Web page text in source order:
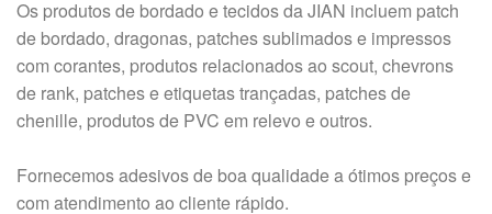
Os produtos de bordado e tecidos da JIAN incluem patch
de bordado, dragonas, patches sublimados e impressos
com corantes, produtos relacionados ao scout, chevrons
de rank, patches e etiquetas trançadas, patches de
chenille, produtos de PVC em relevo e outros.
Fornecemos adesivos de boa qualidade a ótimos preços e
com atendimento ao cliente rápido.